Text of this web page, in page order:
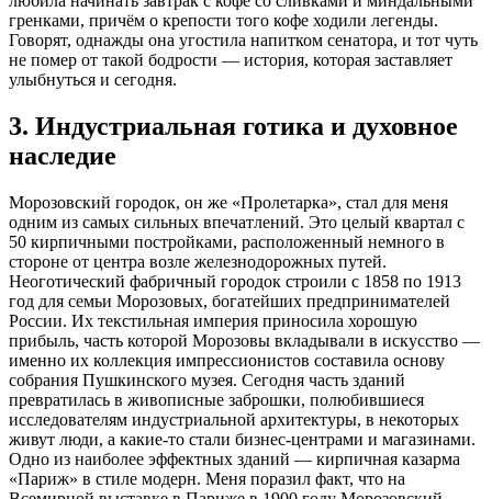
гренками, причём о крепости того кофе ходили легенды.
Говорят, однажды она угостила напитком сенатора, и тот чуть
не помер от такой бодрости — история, которая заставляет
улыбнуться и сегодня.
3. Индустриальная готика и духовное
наследие
Морозовский городок, он же «Пролетарка», стал для меня
одним из самых сильных впечатлений. Это целый квартал с
50 кирпичными постройками, расположенный немного в
стороне от центра возле железнодорожных путей.
Неоготический фабричный городок строили с 1858 по 1913
год для семьи Морозовых, богатейших предпринимателей
России. Их текстильная империя приносила хорошую
прибыль, часть которой Морозовы вкладывали в искусство —
именно их коллекция импрессионистов составила основу
собрания Пушкинского музея. Сегодня часть зданий
превратилась в живописные заброшки, полюбившиеся
исследователям индустриальной архитектуры, в некоторых
живут люди, а какие-то стали бизнес-центрами и магазинами.
Одно из наиболее эффектных зданий — кирпичная казарма
«Париж» в стиле модерн. Меня поразил факт, что на